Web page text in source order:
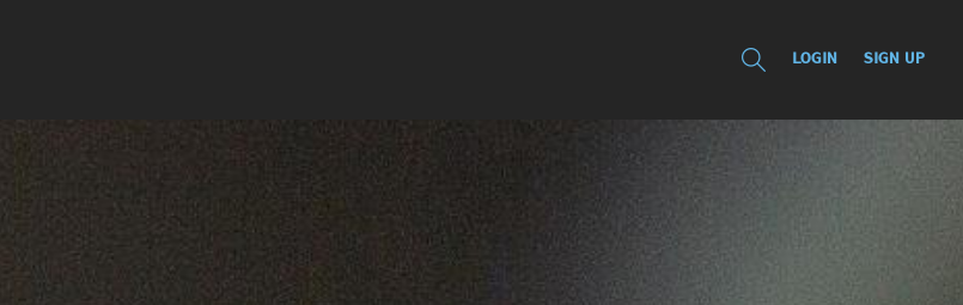
LOGIN SIGN UP